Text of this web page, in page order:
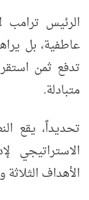
الرئيس ترامب
عاطفية، بل
تدفع ثمن
متبادلة.
تحديداً، يقع
الاستراتيجي
الأهداف الثلاثة